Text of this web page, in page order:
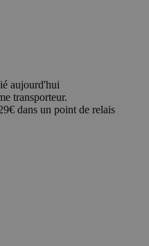
aujourd'hui
transporteur.
dans un point de relais